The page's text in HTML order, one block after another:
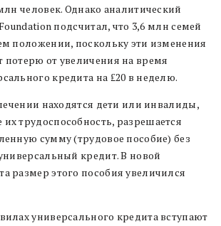
человек. Однако аналитический
подсчитал, что 3,6 млн семей
положении, поскольку эти изменения
от увеличения на время
кредита на ₤20 в неделю.
находятся дети или инвалиды,
трудоспособность, разрешается
сумму (трудовое пособие) без
кредит. В новой
размер этого пособия увеличился
универсального кредита вступают